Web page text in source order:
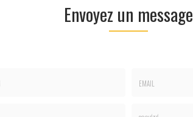
Envoyez un message